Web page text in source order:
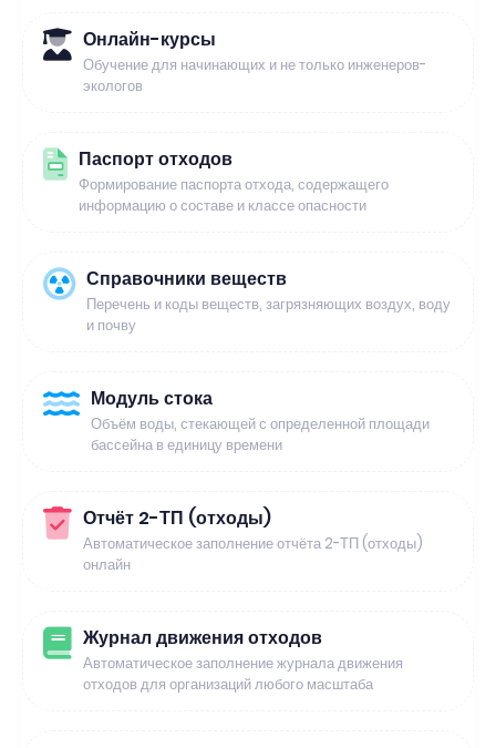
Онлайн-курсы
Обучение для начинающих и не только инженеров-
экологов
Паспорт отходов
Формирование паспорта отхода, содержащего
информацию о составе и классе опасности
Справочники веществ
Перечень и коды веществ, загрязняющих воздух, воду
и почву
Модуль стока
Объём воды, стекающей с определенной площади
бассейна в единицу времени
Отчёт 2-ТП (отходы)
Автоматическое заполнение отчёта 2-ТП (отходы)
онлайн
Журнал движения отходов
Автоматическое заполнение журнала движения
отходов для организаций любого масштаба